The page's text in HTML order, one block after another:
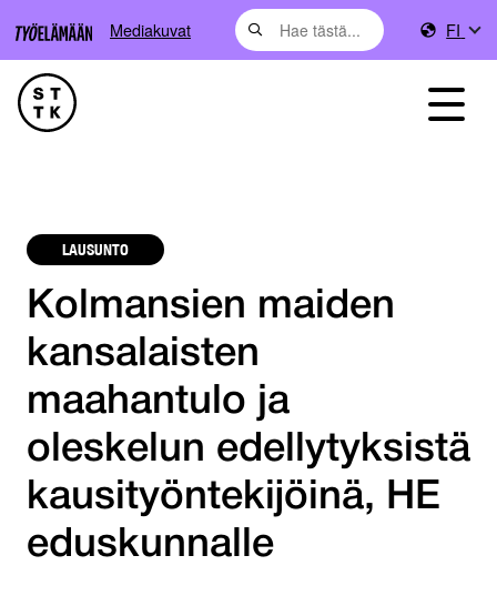
Mediakuvat FI
LAUSUNTO
Kolmansien maiden
kansalaisten
maahantulo ja
oleskelun edellytyksistä
kausityöntekijöinä, HE
eduskunnalle